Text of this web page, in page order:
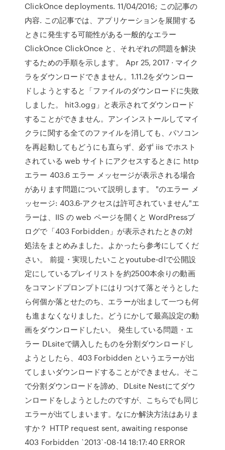
ClickOnce deployments. 11/04/2016; この記事の
内容. この記事では、アプリケーションを展開する
ときに発生する可能性がある一般的なエラー
ClickOnce ClickOnce と、それぞれの問題を解決
するための手順を示します。 Apr 25, 2017 · マイク
ラをダウンロードできません。1.11.2をダウンロー
ドしようとすると「ファイルのダウンロードに失敗
しました。 hit3.ogg」と表示されてダウンロード
することができません。アンインストールしてマイ
クラに関する全てのファイルを消しても、パソコン
を再起動してもどうにも直らず、必ず iis でホスト
されている web サイトにアクセスするときに http
エラー 403.6 エラー メッセージが表示される場合
があります問題について説明します。 "のエラー メ
ッセージ: 403.6-アクセスは許可されていません"エ
ラーは、IIS の web ページを開くと WordPressブ
ログで「403 Forbidden」が表示されたときの対
処法をまとめみました。よかったら参考にしてくだ
さい。 前提・実現したいことyoutube-dlで公開設
定にしているプレイリストを約2500本余りの動画
をコマンドプロンプトにはりつけて落とそうとした
ら何個か落とせたのち、エラーが出まして一つも何
も進まなくなりました。どうにかして最高設定の動
画をダウンロードしたい。 発生している問題・エ
ラー DLsiteで購入したものを分割ダウンロードし
ようとしたら、403 Forbidden というエラーが出
てしまいダウンロードすることができません。そこ
で分割ダウンロードを諦め、DLsite Nestにてダウ
ンロードをしようとしたのですが、こちらでも同じ
エラーが出てしまいます。なにか解決方法はありま
すか？ HTTP request sent, awaiting response
403 Forbidden `2013`-08-14 18:17:40 ERROR